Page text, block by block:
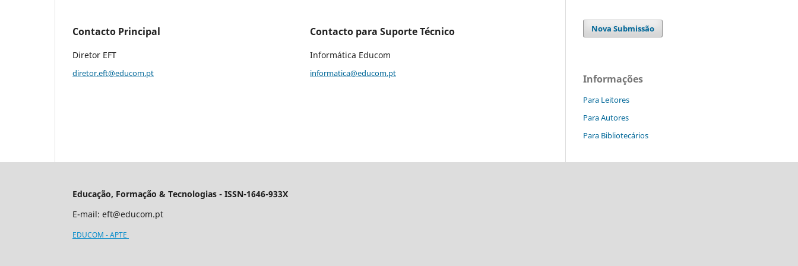
Contacto Principal
Diretor EFT
diretor.eft@educom.pt
Contacto para Suporte Técnico
Informática Educom
informatica@educom.pt
Nova Submissão
Informações
Para Leitores
Para Autores
Para Bibliotecários
Educação, Formação & Tecnologias - ISSN-1646-933X
E-mail: eft@educom.pt
EDUCOM - APTE